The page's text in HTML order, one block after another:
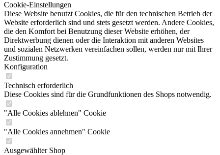
Cookie-Einstellungen
Diese Website benutzt Cookies, die für den technischen Betrieb der
Website erforderlich sind und stets gesetzt werden. Andere Cookies,
die den Komfort bei Benutzung dieser Website erhöhen, der
Direktwerbung dienen oder die Interaktion mit anderen Websites
und sozialen Netzwerken vereinfachen sollen, werden nur mit Ihrer
Zustimmung gesetzt.
Konfiguration
Technisch erforderlich
Diese Cookies sind für die Grundfunktionen des Shops notwendig.
"Alle Cookies ablehnen" Cookie
"Alle Cookies annehmen" Cookie
Ausgewählter Shop